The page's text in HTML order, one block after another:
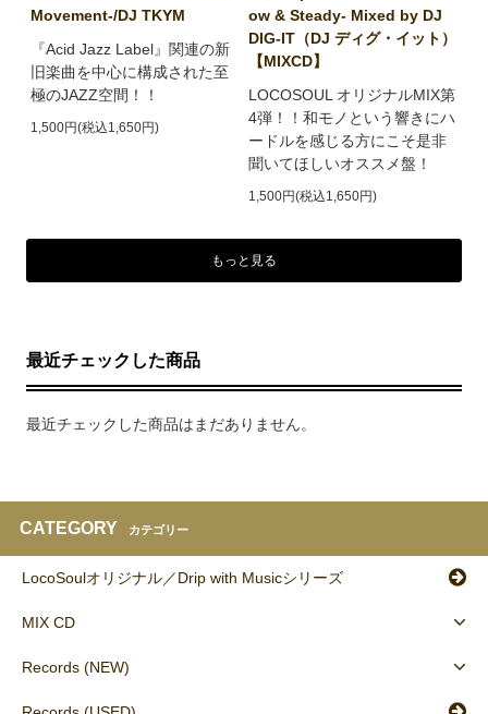
Movement-/DJ TKYM
『Acid Jazz Label』関連の新
旧楽曲を中心に構成された至
極のJAZZ空間！！
1,500円(税込1,650円)
ow & Steady- Mixed by DJ
DIG-IT（DJ ディグ・イット）
【MIXCD】
LOCOSOUL オリジナルMIX第
4弾！！和モノという響きにハ
ードルを感じる方にこそ是非
聞いてほしいオススメ盤！
1,500円(税込1,650円)
もっと見る
最近チェックした商品
最近チェックした商品はまだありません。
CATEGORY カテゴリー
LocoSoulオリジナル／Drip with Musicシリーズ
MIX CD
Records (NEW)